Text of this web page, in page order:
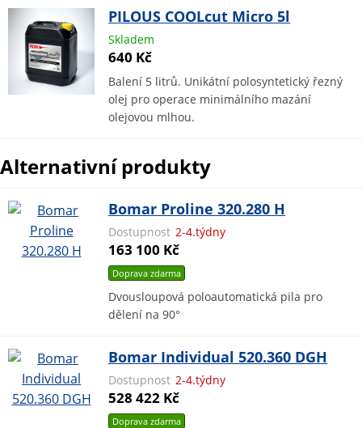
PILOUS COOLcut Micro 5l
Skladem
640 Kč
Balení 5 litrů. Unikátní polosyntetický řezný
olej pro operace minimálního mazání
olejovou mlhou.
Alternativní produkty
Bomar Proline 320.280 H
Dostupnost 2-4.týdny
163 100 Kč
Doprava zdarma
Dvousloupová poloautomatická pila pro
dělení na 90°
Bomar Individual 520.360 DGH
Dostupnost 2-4.týdny
528 422 Kč
Doprava zdarma